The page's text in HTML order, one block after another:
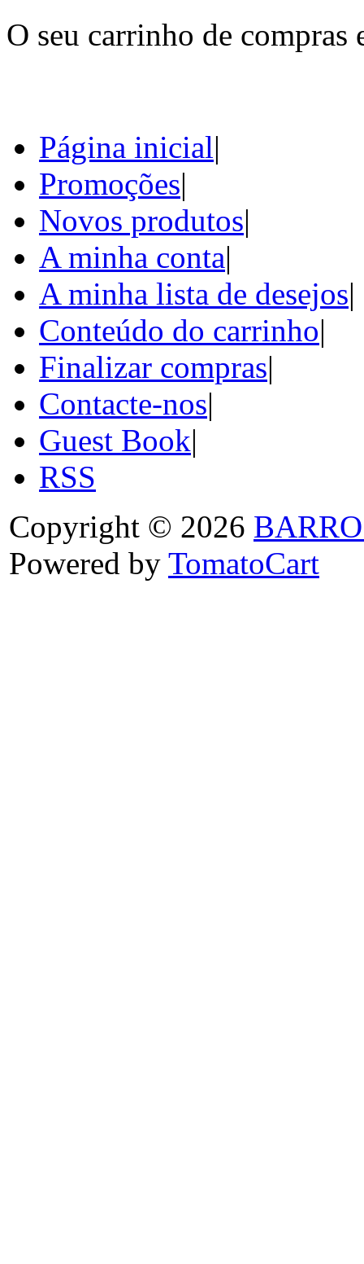
O seu carrinho de compras
Página inicial|
Promoções|
Novos produtos|
A minha conta|
A minha lista de desejos|
Conteúdo do carrinho|
Finalizar compras|
Contacte-nos|
Guest Book|
RSS
Copyright © 2026
Powered by TomatoCart